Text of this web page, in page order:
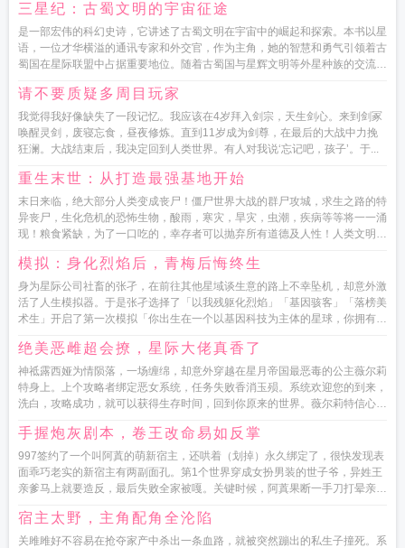
三星纪：古蜀文明的宇宙征途
是一部宏伟的科幻史诗，它讲述了古蜀文明在宇宙中的崛起和探索。本书以星
语，一位才华横溢的通讯专家和外交官，作为主角，她的智慧和勇气引领着古
蜀国在星际联盟中占据重要地位。随着古蜀国与星辉文明等外星种族的交流不
请不要质疑多周目玩家
我觉得我好像缺失了一段记忆。我应该在4岁拜入剑宗，天生剑心。来到剑冢
唤醒灵剑，废寝忘食，昼夜修炼。直到11岁成为剑尊，在最后的大战中力挽
狂澜。大战结束后，我决定回到人类世界。有人对我说‘忘记吧，孩子’。于...
重生末世：从打造最强基地开始
末日来临，绝大部分人类变成丧尸！僵尸世界大战的群尸攻城，求生之路的特
异丧尸，生化危机的恐怖生物，酸雨，寒灾，旱灾，虫潮，疾病等等将一一涌
现！粮食紧缺，为了一口吃的，幸存者可以抛弃所有道德及人性！人类文明陷
模拟：身化烈焰后，青梅后悔终生
身为星际公司社畜的张孑，在前往其他星域谈生意的路上不幸坠机，却意外激
活了人生模拟器。于是张孑选择了「以我残躯化烈焰」「基因骇客」「落榜美
术生」开启了第一次模拟「你出生在一个以基因科技为主体的星球，你拥有一
绝美恶雌超会撩，星际大佬真香了
神祗露西娅为情陨落，一场缠绵，却意外穿越在星月帝国最恶毒的公主薇尔莉
特身上。上个攻略者绑定恶女系统，任务失败香消玉殒。系统欢迎您的到来，
洗白，攻略成功，就可以获得生存时间，回到你原来的世界。薇尔莉特信心满
手握炮灰剧本，卷王改命易如反掌
997签约了一个叫阿蒖的萌新宿主，还哄着（划掉）永久绑定了，很快发现表
面乖巧老实的新宿主有两副面孔。第1个世界穿成女扮男装的世子爷，异姓王
亲爹马上就要造反，最后失败全家被嘎。关键时候，阿蒖果断一手刀打晕亲
宿主太野，主角配角全沦陷
关雎雎好不容易在抢夺家产中杀出一条血路，就被突然蹦出的私生子撞死。系